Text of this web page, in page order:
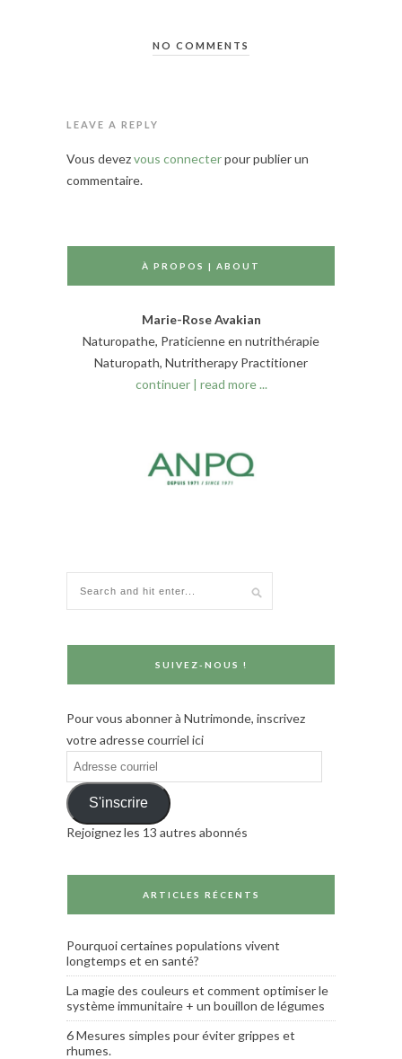
NO COMMENTS
LEAVE A REPLY
Vous devezvous connecterpour publier un
commentaire.
À PROPOS | ABOUT
Marie-Rose Avakian
Naturopathe, Praticienne en nutrithérapie
Naturopath, Nutritherapy Practitioner
continuer | read more ...
SUIVEZ-NOUS !
Pour vous abonner à Nutrimonde, inscrivez
votre adresse courriel ici
Adresse
courriel
S'inscrire
Rejoignez les 13 autres abonnés
ARTICLES RÉCENTS
Pourquoi certaines populations vivent
longtemps et en santé?
La magie des couleurs et comment optimiser le
système immunitaire + un bouillon de légumes
6 Mesures simples pour éviter grippes et
rhumes.